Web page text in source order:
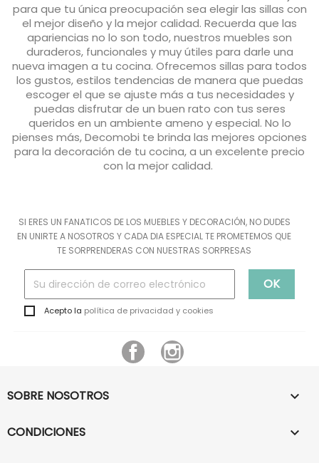
para que tu única preocupación sea elegir las sillas con
el mejor diseño y la mejor calidad. Recuerda que las
apariencias no lo son todo, nuestros muebles son
duraderos, funcionales y muy útiles para darle una
nueva imagen a tu cocina. Ofrecemos sillas para todos
los gustos, estilos tendencias de manera que puedas
escoger el que se ajuste más a tus necesidades y
puedas disfrutar de un buen rato con tus seres
queridos en un ambiente ameno y especial. No lo
pienses más, Decomobi te brinda las mejores opciones
para la decoración de tu cocina, a un excelente precio
con la mejor calidad.
SI ERES UN FANATICOS DE LOS MUEBLES Y DECORACIÓN, NO DUDES
EN UNIRTE A NOSOTROS Y CADA DIA ESPECIAL TE PROMETEMOS QUE
TE SORPRENDERAS CON NUESTRAS SORPRESAS
Acepto la política de privacidad y cookies
Facebook
SOBRE NOSOTROS 
CONDICIONES 